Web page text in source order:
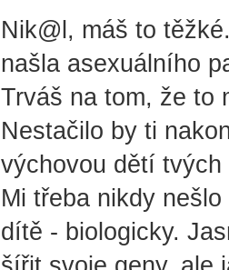
Nik@l, máš to
našla asexuálního
Trváš na tom, že to
Nestačilo by ti
výchovou dětí
Mi třeba nikdy
dítě - biologicky.